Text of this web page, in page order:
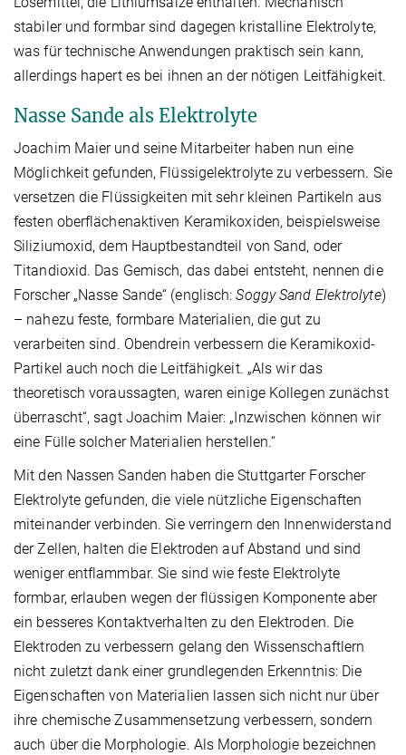
stabiler und formbar sind dagegen kristalline Elektrolyte,
was für technische Anwendungen praktisch sein kann,
allerdings hapert es bei ihnen an der nötigen Leitfähigkeit.
Nasse Sande als Elektrolyte
Joachim Maier und seine Mitarbeiter haben nun eine
Möglichkeit gefunden, Flüssigelektrolyte zu verbessern. Sie
versetzen die Flüssigkeiten mit sehr kleinen Partikeln aus
festen oberflächenaktiven Keramikoxiden, beispielsweise
Siliziumoxid, dem Hauptbestandteil von Sand, oder
Titandioxid. Das Gemisch, das dabei entsteht, nennen die
Forscher „Nasse Sande“ (englisch:Soggy Sand Elektrolyte)
– nahezu feste, formbare Materialien, die gut zu
verarbeiten sind. Obendrein verbessern die Keramik­oxid-
Partikel auch noch die Leitfähigkeit. „Als wir das
theoretisch voraussagten, waren einige Kollegen zunächst
überrascht“, sagt Joachim Maier: „Inzwischen können wir
eine Fülle solcher Materialien herstellen.“
Mit den Nassen Sanden haben die Stuttgarter Forscher
Elektrolyte gefunden, die viele nützliche Eigenschaften
miteinander verbinden. Sie verringern den Innenwiderstand
der Zellen, halten die Elektroden auf Abstand und sind
weniger entflammbar. Sie sind wie feste Elektrolyte
formbar, erlauben wegen der flüssigen Komponente aber
ein besseres Kontaktverhalten zu den Elektroden. Die
Elektroden zu verbessern gelang den Wissenschaftlern
nicht zuletzt dank einer grundlegenden Erkenntnis: Die
Eigenschaften von Materialien lassen sich nicht nur über
ihre chemische Zusammensetzung verbessern, sondern
auch über die Morphologie. Als Morphologie bezeichnen